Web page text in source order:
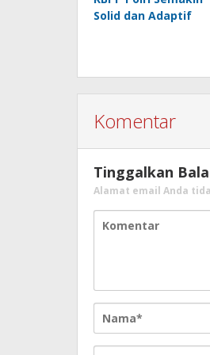
Solid dan Adaptif
Komentar
Tinggalkan
Alamat email Anda